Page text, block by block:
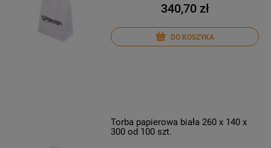
340,70 zł
DO KOSZYKA
Torba papierowa biała 260 x 140 x
300 od 100 szt.